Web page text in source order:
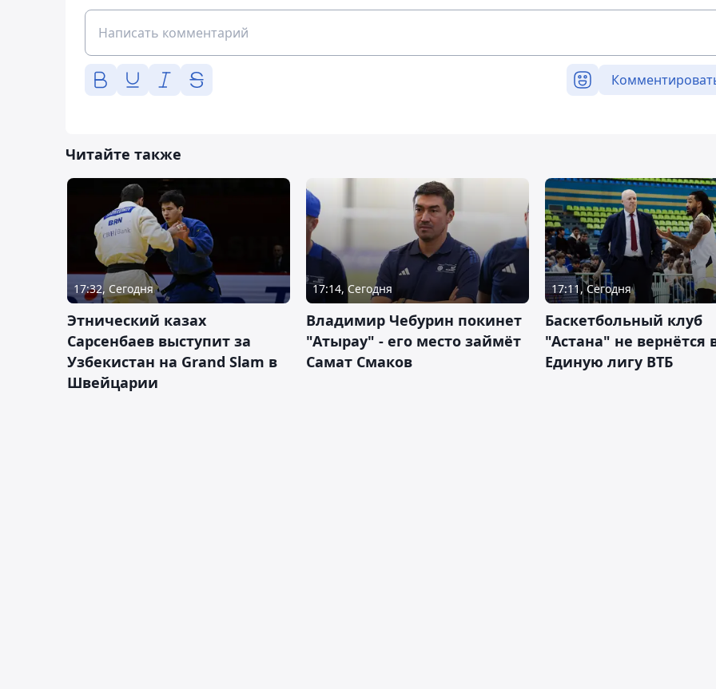
Читайте также
17:32, Сегодня
Этнический казах
Сарсенбаев выступит за
Узбекистан на Grand Slam в
Швейцарии
17:14, Сегодня
Владимир Чебурин покинет
"Атырау" - его место займёт
Самат Смаков
17:11, Сегодня
Баскетбольный клуб
"Астана" не вернётся
Единую лигу ВТБ